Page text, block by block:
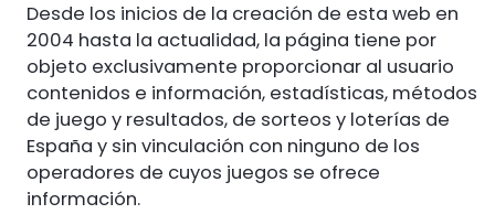
Desde los inicios de la creación de esta web en
2004 hasta la actualidad, la página tiene por
objeto exclusivamente proporcionar al usuario
contenidos e información, estadísticas, métodos
de juego y resultados, de sorteos y loterías de
España y sin vinculación con ninguno de los
operadores de cuyos juegos se ofrece
información.